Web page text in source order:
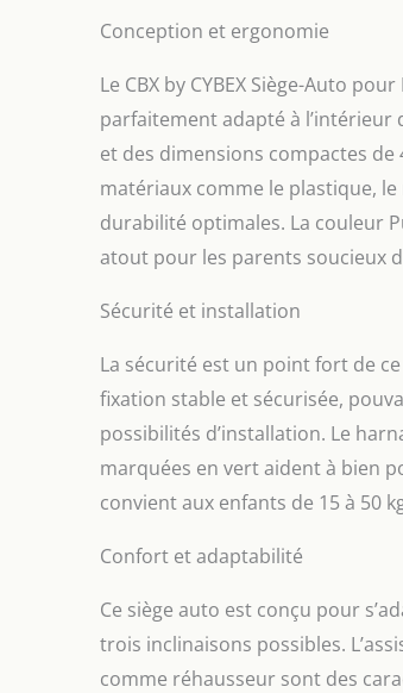
Conception et ergonomie
Le CBX by CYBEX Siège-Auto
parfaitement adapté à l’intérieur
et des dimensions compactes de
matériaux comme le plastique,
durabilité optimales. La couleur
atout pour les parents soucieux
Sécurité et installation
La sécurité est un point fort de
fixation stable et sécurisée,
possibilités d’installation. Le
marquées en vert aident à bien
convient aux enfants de 15 à 50
Confort et adaptabilité
Ce siège auto est conçu pour
trois inclinaisons possibles.
comme réhausseur sont des